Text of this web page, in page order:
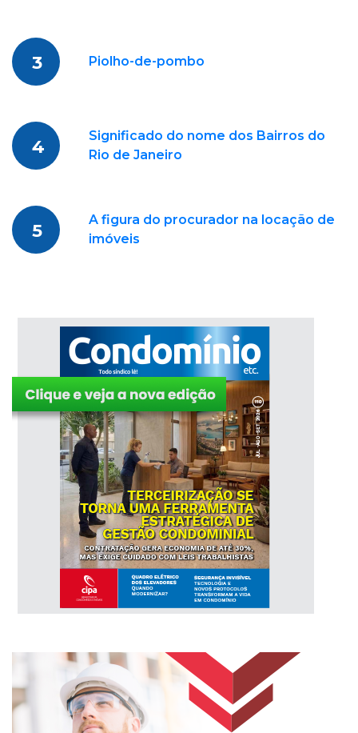
3 Piolho-de-pombo
4
Significado do nome dos Bairros do
Rio de Janeiro
5
A figura do procurador na locação de
imóveis